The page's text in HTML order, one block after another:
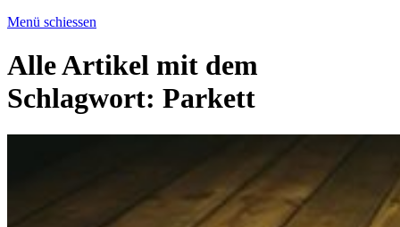
Menü schiessen
Alle Artikel mit dem
Schlagwort: Parkett